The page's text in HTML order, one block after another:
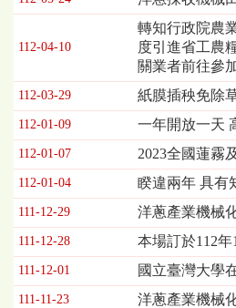
布
期、
題
112-04-10
轉知行政院農
度引進省工農
關業者前往參加
112-03-29 紙膜插秧免除
112-01-09 一年開放一天
112-01-07 2023全國蓮霧
112-01-04 睽違兩年 具有
111-12-29 洋蔥產業機械
111-12-28 本場訂於112
111-12-01 國立臺灣大學
111-11-23 洋蔥產業機械